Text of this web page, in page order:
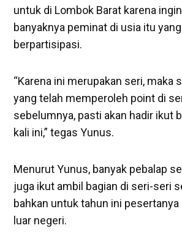
untuk di Lombok Barat karena
banyaknya peminat di usia itu
berpartisipasi.
“Karena ini merupakan seri, maka
yang telah memperoleh point di
sebelumnya, pasti akan hadir ikut
kali ini,” tegas Yunus.
Menurut Yunus, banyak pebalap
juga ikut ambil bagian di seri-seri
bahkan untuk tahun ini pesertanya
luar negeri.